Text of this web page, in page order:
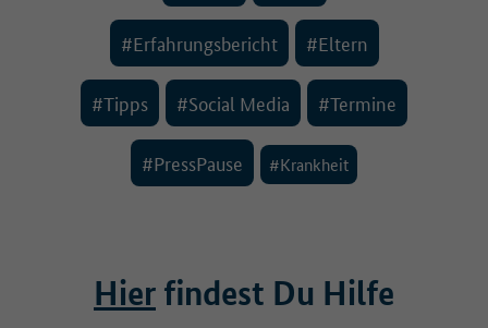
#Erfahrungsbericht #Eltern
#Tipps #Social Media #Termine
#PressPause #Krankheit
Hier findest Du Hilfe